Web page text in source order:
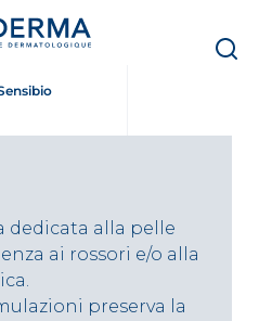
dedicata alla pelle
ai rossori e/o alla
preserva la